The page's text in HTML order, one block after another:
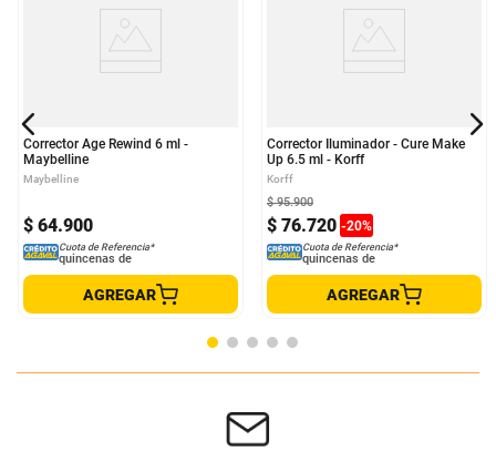
Corrector Age Rewind 6 ml -
Maybelline
Maybelline
$ 64.900
Cuota de Referencia*
quincenas de
AGREGAR
Corrector Iluminador - Cure Make
Up 6.5 ml - Korff
Korff
$ 76.720 -20%
$ 95.900
Cuota de Referencia*
quincenas de
AGREGAR